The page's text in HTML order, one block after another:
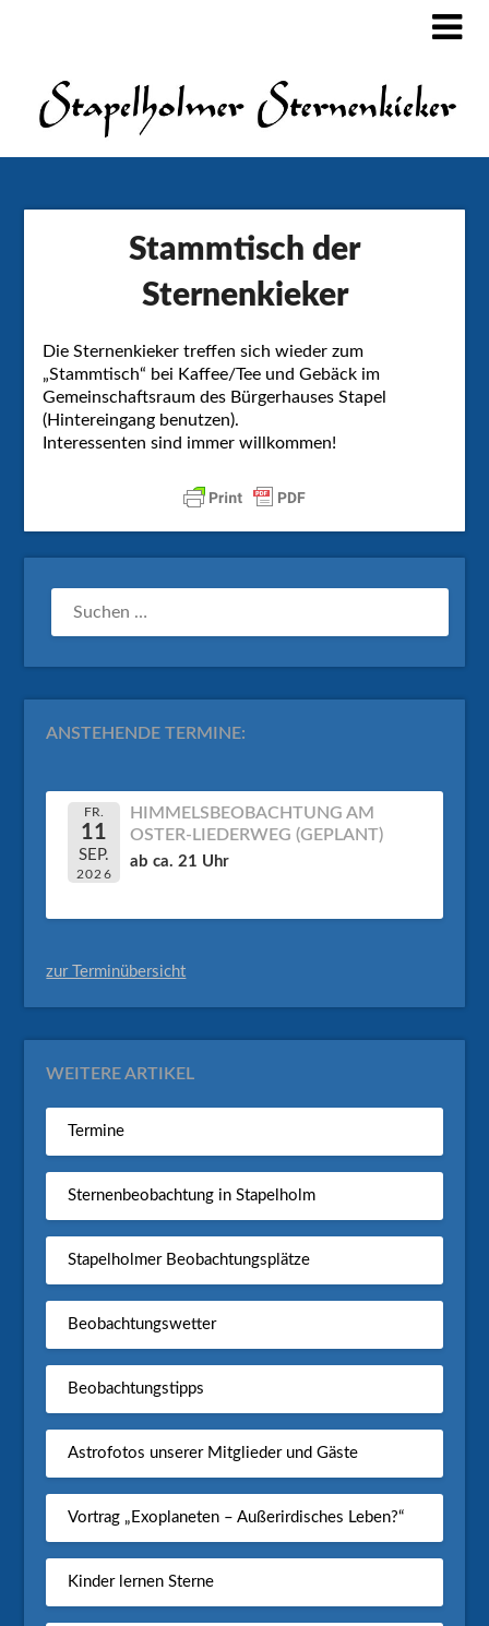
Stammtisch der
Sternenkieker
Die Sternenkieker treffen sich wieder zum
„Stammtisch“ bei Kaffee/Tee und Gebäck im
Gemeinschaftsraum des Bürgerhauses Stapel
(Hintereingang benutzen).
Interessenten sind immer willkommen!
SUCHEN
NACH:
ANSTEHENDE TERMINE:
FR.
11
SEP.
2026
HIMMELSBEOBACHTUNG AM
OSTER-LIEDERWEG (GEPLANT)
ab ca. 21 Uhr
zur Terminübersicht
WEITERE ARTIKEL
Termine
Sternenbeobachtung in Stapelholm
Stapelholmer Beobachtungsplätze
Beobachtungswetter
Beobachtungstipps
Astrofotos unserer Mitglieder und Gäste
Vortrag „Exoplaneten – Außerirdisches Leben?“
Kinder lernen Sterne